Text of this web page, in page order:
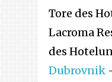
Tore des
Lacroma
des
Dubrovnik